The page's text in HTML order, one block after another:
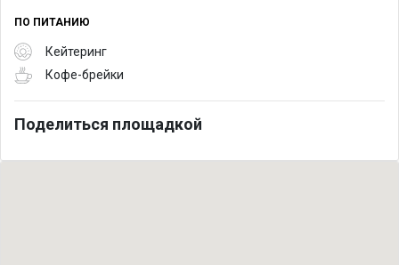
ПО ПИТАНИЮ
Кейтеринг
Кофе-брейки
Поделиться площадкой